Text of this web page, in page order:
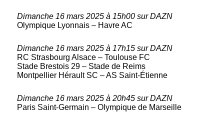
Dimanche 16 mars 2025 à 15h00 sur DAZN
Olympique Lyonnais – Havre AC
Dimanche 16 mars 2025 à 17h15 sur DAZN
RC Strasbourg Alsace – Toulouse FC
Stade Brestois 29 – Stade de Reims
Montpellier Hérault SC – AS Saint-Étienne
Dimanche 16 mars 2025 à 20h45 sur DAZN
Paris Saint-Germain – Olympique de Marseille